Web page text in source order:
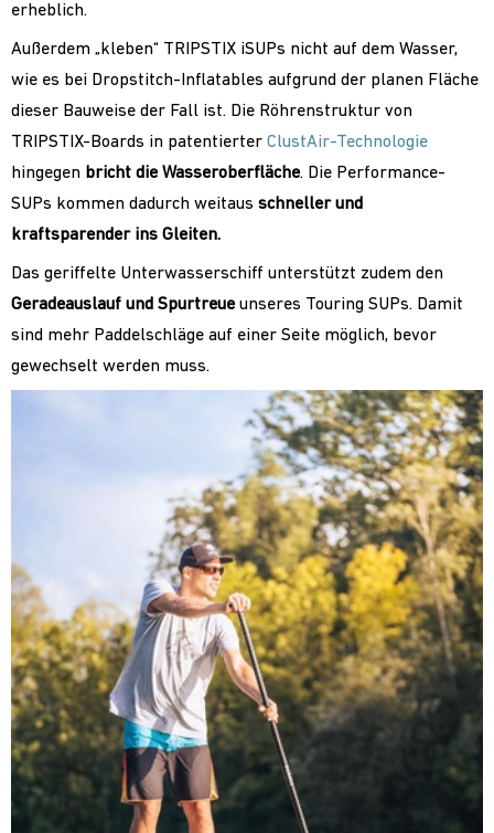
erheblich.
Außerdem „kleben“ TRIPSTIX iSUPs nicht auf dem Wasser,
wie es bei Dropstitch-Inflatables aufgrund der planen Fläche
dieser Bauweise der Fall ist. Die Röhrenstruktur von
TRIPSTIX-Boards in patentierter ClustAir-Technologie
hingegen bricht die Wasseroberfläche. Die Performance-
SUPs kommen dadurch weitaus schneller und
kraftsparender ins Gleiten.
Das geriffelte Unterwasserschiff unterstützt zudem den
Geradeauslauf und Spurtreueunseres Touring SUPs. Damit
sind mehr Paddelschläge auf einer Seite möglich, bevor
gewechselt werden muss.